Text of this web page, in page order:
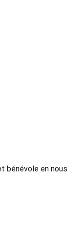
bénévole en nous